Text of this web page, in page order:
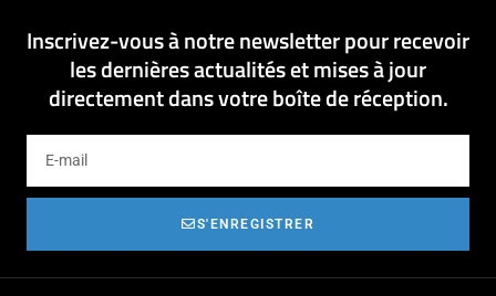
Inscrivez-vous à notre newsletter pour recevoir
les dernières actualités et mises à jour
directement dans votre boîte de réception.
S'ENREGISTRER